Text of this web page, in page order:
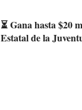
⏳ Gana hasta $20
Estatal de la